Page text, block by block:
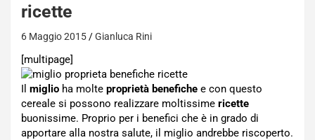
ricette
6 Maggio 2015 Gianluca Rini
[multipage]
Il miglio ha molte proprietà benefiche e con questo
cereale si possono realizzare moltissime ricette
buonissime. Proprio per i benefici che è in grado di
apportare alla nostra salute, il miglio andrebbe riscoperto.